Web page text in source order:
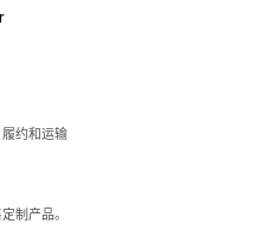
约和运输
制产品。